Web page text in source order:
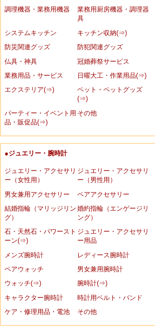
調理機器・業務用機器
業務用厨房機器・調理器
具
システムキッチン
キッチン収納(⇒)
防災関連グッズ
防犯関連グッズ
仏具・神具
冠婚葬祭サービス
業務用品・サービス
日曜大工・作業用品(⇒)
エクステリア(⇒)
ペット・ペットグッズ
(⇒)
パーティー・イベント用
品・販促品(⇒)
その他
●ジュエリー・腕時計
ジュエリー・アクセサリ
ー（女性用）
ジュエリー・アクセサリ
ー（男性用）
男女兼用アクセサリー
ペアアクセサリー
結婚指輪（マリッジリン
グ）
婚約指輪（エンゲージリ
ング）
石・天然石・パワースト
ーン(⇒)
ジュエリー・アクセサリ
ー用品
メンズ腕時計
レディース腕時計
ペアウォッチ
男女兼用腕時計
ウォッチ(⇒)
腕時計(⇒)
キャラクター腕時計
時計用ベルト・バンド
ケア・修理用品・電池
その他